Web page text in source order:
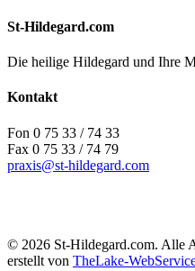
St-Hildegard.com
Die heilige Hildegard und Ihre
Kontakt
Fon 0 75 33 / 74 33
Fax 0 75 33 / 74 79
praxis@st-hildegard.com
© 2026 St-Hildegard.com. Alle
erstellt von TheLake-